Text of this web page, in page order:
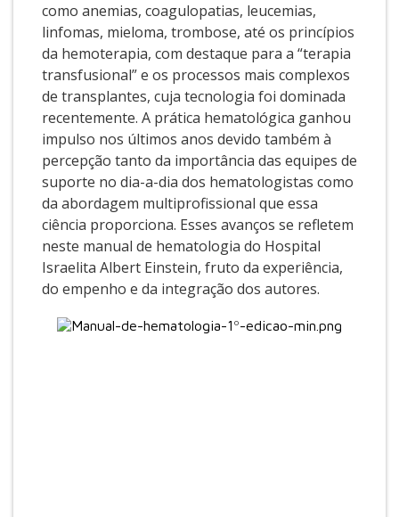
como anemias, coagulopatias, leucemias,
linfomas, mieloma, trombose, até os princípios
da hemoterapia, com destaque para a “terapia
transfusional” e os processos mais complexos
de transplantes, cuja tecnologia foi dominada
recentemente. A prática hematológica ganhou
impulso nos últimos anos devido também à
percepção tanto da importância das equipes de
suporte no dia-a-dia dos hematologistas como
da abordagem multiprofissional que essa
ciência proporciona. Esses avanços se refletem
neste manual de hematologia do Hospital
Israelita Albert Einstein, fruto da experiência,
do empenho e da integração dos autores.